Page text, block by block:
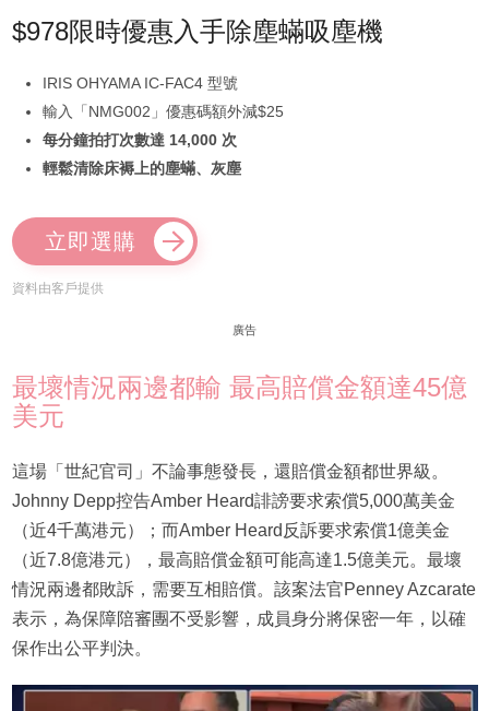
$978限時優惠入手除塵蟎吸塵機
IRIS OHYAMA IC-FAC4 型號
輸入「NMG002」優惠碼額外減$25
每分鐘拍打次數達 14,000 次
輕鬆清除床褥上的塵蟎、灰塵
立即選購
資料由客戶提供
廣告
最壞情況兩邊都輸 最高賠償金額達45億
美元
這場「世紀官司」不論事態發長，還賠償金額都世界級。
Johnny Depp控告Amber Heard誹謗要求索償5,000萬美金
（近4千萬港元）；而Amber Heard反訴要求索償1億美金
（近7.8億港元），最高賠償金額可能高達1.5億美元。最壞
情況兩邊都敗訴，需要互相賠償。該案法官Penney Azcarate
表示，為保障陪審團不受影響，成員身分將保密一年，以確
保作出公平判決。